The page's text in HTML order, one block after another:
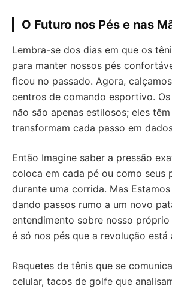
O Futuro nos Pés e nas
Lembra-se dos dias em que os
para manter nossos pés
ficou no passado. Agora,
centros de comando esportivo.
não são apenas estilosos; eles
transformam cada passo em
Então Imagine saber a pressão
coloca em cada pé ou como seus
durante uma corrida. Mas
dando passos rumo a um novo
entendimento sobre nosso
é só nos pés que a revolução está
Raquetes de tênis que se
celular, tacos de golfe que